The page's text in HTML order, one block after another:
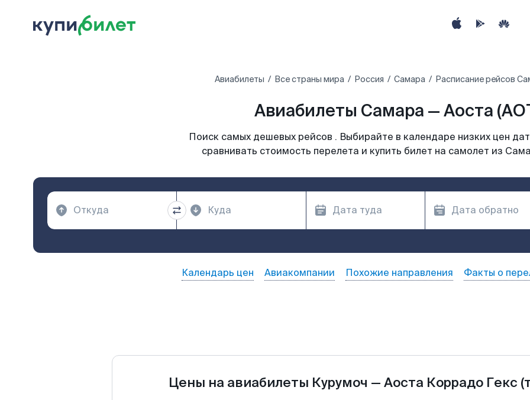
Авиабилеты Все страны мира Россия Самара Расписание рейсов
Авиабилеты Самара — Аоста
Поиск самых дешевых рейсов . Выбирайте в календаре низких цен
сравнивать стоимость перелета и купить билет на самолет из
Календарь цен Авиакомпании Похожие направления Факты о
Цены на авиабилеты Курумоч — Аоста Коррадо Гекс